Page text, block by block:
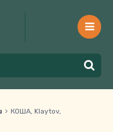
КОША, Klaytov,